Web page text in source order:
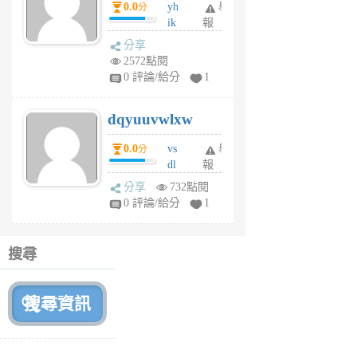
前
0.0分
yh
ik
tu
6
個
月
前
舉
報
分享
2572點閱
0 評論/給分
1
dqyuuvwlxw
0.0分
vs
dl
sq
fy
舉
報
分享
732點閱
0 評論/給分
1
搜尋